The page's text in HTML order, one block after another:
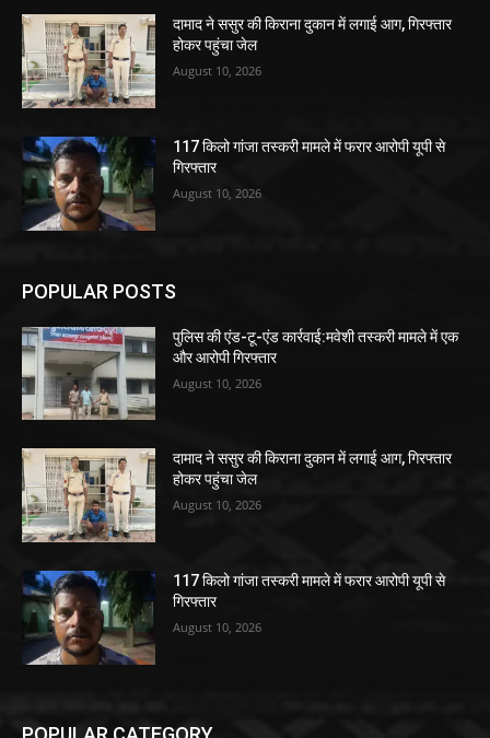
दामाद ने ससुर की किराना दुकान में लगाई आग, गिरफ्तार
होकर पहुंचा जेल
August 10, 2026
117 किलो गांजा तस्करी मामले में फरार आरोपी यूपी से
गिरफ्तार
August 10, 2026
POPULAR POSTS
पुलिस की एंड-टू-एंड कार्रवाई:मवेशी तस्करी मामले में एक
और आरोपी गिरफ्तार
August 10, 2026
दामाद ने ससुर की किराना दुकान में लगाई आग, गिरफ्तार
होकर पहुंचा जेल
August 10, 2026
117 किलो गांजा तस्करी मामले में फरार आरोपी यूपी से
गिरफ्तार
August 10, 2026